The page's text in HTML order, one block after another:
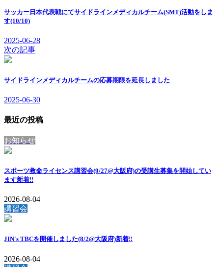
サッカー日本代表戦にてサイドラインメディカルチーム(SMT)活動をしま
す(10/10)
2025-06-28
次の記事
サイドラインメディカルチームの応募期限を延長しました
2025-06-30
最近の投稿
お知らせ
スポーツ救命ライセンス講習会(9/27@大阪府)の受講生募集を開始してい
ます新着!!
2026-08-04
講習会
JIN's TBCを開催しました(8/2@大阪府)新着!!
2026-08-04